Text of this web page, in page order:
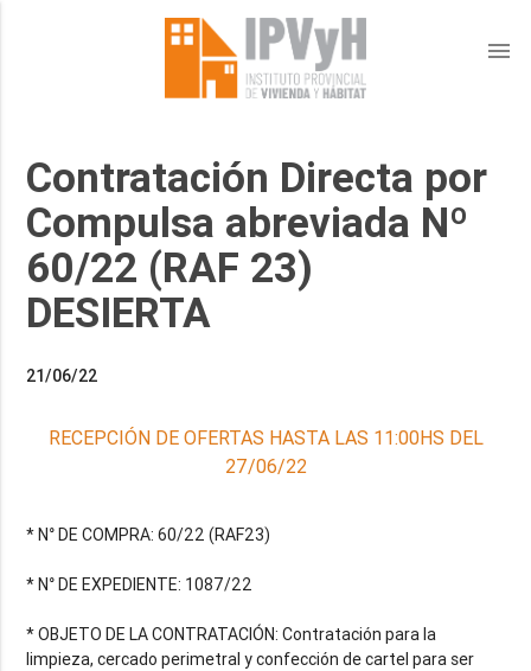
menu
Contratación Directa por
Compulsa abreviada Nº
60/22 (RAF 23)
DESIERTA
21/06/22
RECEPCIÓN DE OFERTAS HASTA LAS 11:00HS DEL
27/06/22
* N° DE COMPRA: 60/22 (RAF23)
* N° DE EXPEDIENTE: 1087/22
* OBJETO DE LA CONTRATACIÓN: Contrataciónpara la
limpieza, cercado perimetral y confección de cartel para ser